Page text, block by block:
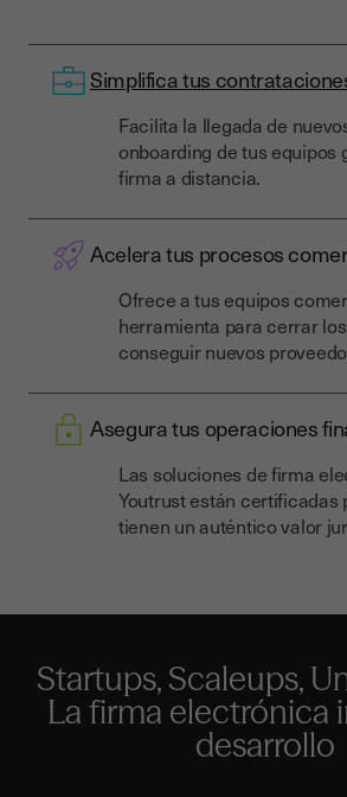
Simplifica tus
Facilita la llegada de
onboarding de tus equipos
firma a distancia.
Acelera tus procesos
Ofrece a tus equipos
herramienta para cerrar
conseguir nuevos
Asegura tus operaciones
Las soluciones de firma
Youtrust están certificadas
tienen un auténtico valor
Startups, Scaleups,
La firma electrónica
desarrollo